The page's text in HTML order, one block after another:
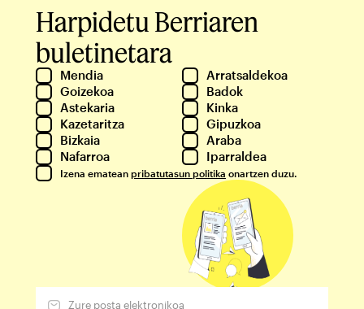
Harpidetu Berriaren
buletinetara
Mendia
Arratsaldekoa
Goizekoa
Badok
Astekaria
Kinka
Kazetaritza
Gipuzkoa
Bizkaia
Araba
Nafarroa
Iparraldea
Izena ematean pribatutasun politika onartzen duzu.